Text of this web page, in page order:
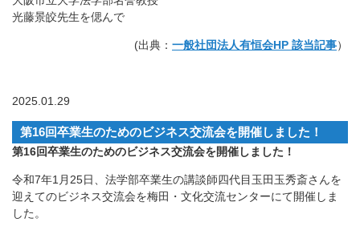
光藤景皎先生を偲んで
(出典： 一般社団法人有恒会HP 該当記事）
2025.01.29
第16回卒業生のためのビジネス交流会を開催しました！
第16回卒業生のためのビジネス交流会を開催しました！
令和7年1月25日、法学部卒業生の講談師四代目玉田玉秀斎さんを
迎えてのビジネス交流会を梅田・文化交流センターにて開催しま
した。